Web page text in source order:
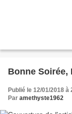
Bonne Soirée,
Publié le 12/01/2018 à
Par amethyste1962